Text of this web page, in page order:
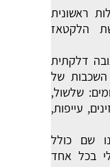
ראשונית
הלקטאז
דלקתית
של
שלשול,
עייפות,
שם כולל
בכל אחד